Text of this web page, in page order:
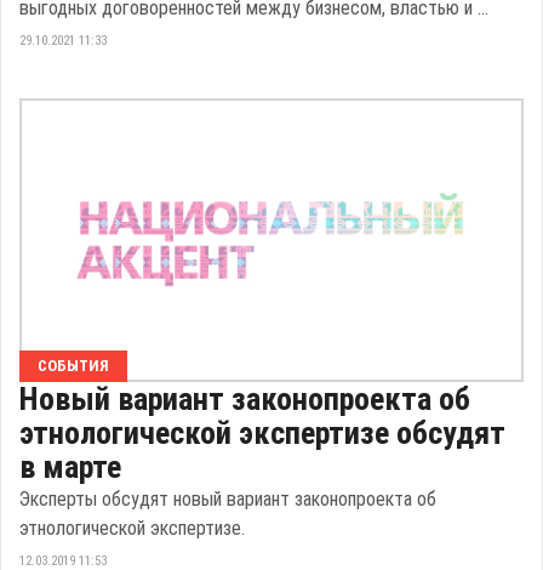
выгодных договоренностей между бизнесом, властью и ...
29.10.2021 11:33
СОБЫТИЯ
Новый вариант законопроекта об
этнологической экспертизе обсудят
в марте
Эксперты обсудят новый вариант законопроекта об
этнологической экспертизе.
12.03.2019 11:53